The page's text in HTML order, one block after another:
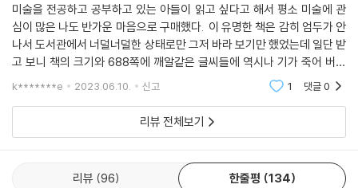
미술을 전공하고 공부하고 있는 아들이 읽고 싶다고 해서 평소 미술에 관
심이 많은 나도 반가운 마음으로 구매했다. 이 유명한 책은 감히 엄두가 안
나서 도서관에서 너덜너덜한 상태로만 그저 바라 보기만 했었는데 일단 받
고 보니 책의 크기와 688쪽에 깨알같은 글씨들에 역시나 기가 죽어 버렸
k*******e 2023.06.10. 신고 1 댓글0
리뷰 전체보기
리뷰 96 한줄평 134